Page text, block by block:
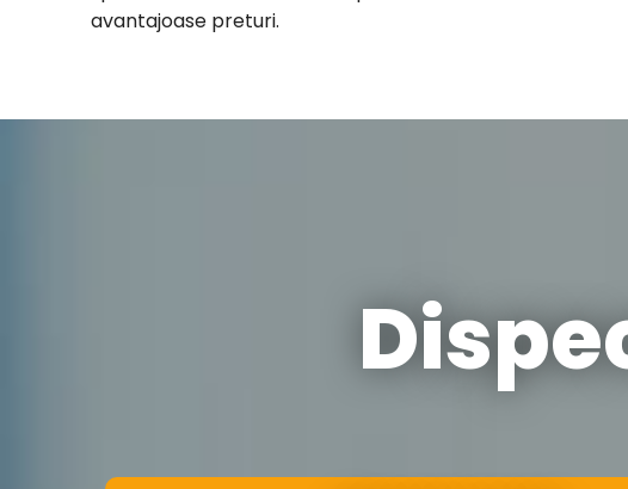
avantajoase preturi.